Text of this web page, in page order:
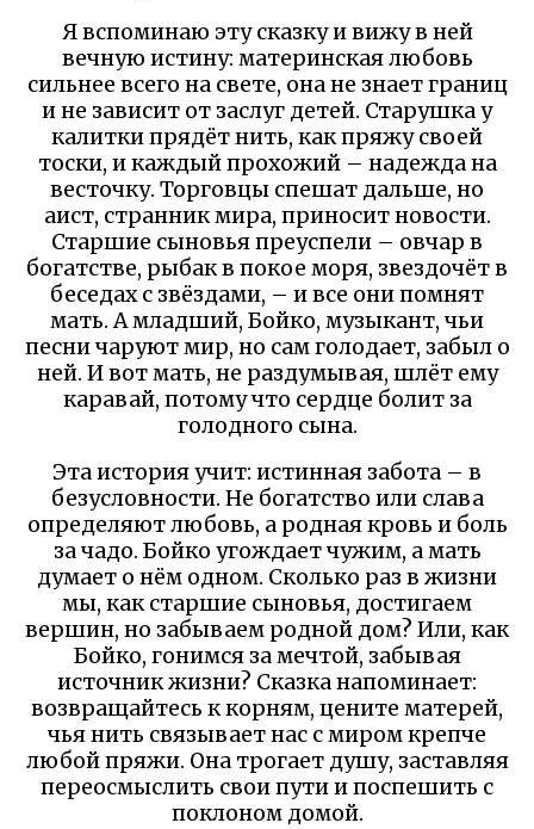
Я вспоминаю эту сказку и вижу в ней
вечную истину: материнская любовь
сильнее всего на свете, она не знает границ
и не зависит от заслуг детей. Старушка у
калитки прядёт нить, как пряжу своей
тоски, и каждый прохожий – надежда на
весточку. Торговцы спешат дальше, но
аист, странник мира, приносит новости.
Старшие сыновья преуспели – овчар в
богатстве, рыбак в покое моря, звездочёт в
беседах с звёздами, – и все они помнят
мать. А младший, Бойко, музыкант, чьи
песни чаруют мир, но сам голодает, забыл о
ней. И вот мать, не раздумывая, шлёт ему
каравай, потому что сердце болит за
голодного сына.
Эта история учит: истинная забота – в
безусловности. Не богатство или слава
определяют любовь, а родная кровь и боль
за чадо. Бойко угождает чужим, а мать
думает о нём одном. Сколько раз в жизни
мы, как старшие сыновья, достигаем
вершин, но забываем родной дом? Или, как
Бойко, гонимся за мечтой, забывая
источник жизни? Сказка напоминает:
возвращайтесь к корням, цените матерей,
чья нить связывает нас с миром крепче
любой пряжи. Она трогает душу, заставляя
переосмыслить свои пути и поспешить с
поклоном домой.